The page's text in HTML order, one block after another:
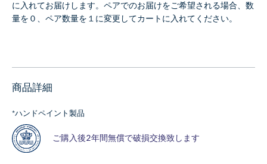
に入れてお届けします。ペアでのお届けをご希望される場合、数
量を０、ペア数量を１に変更してカートに入れてください。
商品詳細
*ハンドペイント製品
ご購入後2年間無償で破損交換致します